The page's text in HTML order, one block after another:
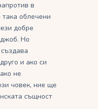
в
облечени
добре
Но
и ако си
не
човек, ние ще
същност